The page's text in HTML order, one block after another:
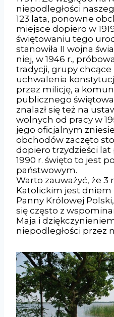
niepodległości
123 lata, ponowne
miejsce dopiero w
świętowaniu tego
stanowiła II wojna
niej, w 1946 r.,
tradycji, grupy
uchwalenia
przez milicję, a
publicznego
znalazł się też na
wolnych od pracy w
jego oficjalnym
obchodów zaczęto
dopiero trzydzieści lat
1990 r. święto to jest
państwowym.
Warto zauważyć, że 3
Katolickim jest dniem
Panny Królowej
się często z
Maja i
niepodległości przez